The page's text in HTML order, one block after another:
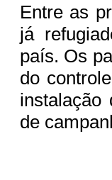
Entre as
já
país. Os
do
instalação
de